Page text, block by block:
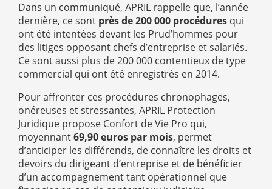
Dans un communiqué, APRIL rappelle que, l’année
dernière, ce sont près de 200 000 procédures qui
ont été intentées devant les Prud’hommes pour
des litiges opposant chefs d’entreprise et salariés.
Ce sont aussi plus de 200 000 contentieux de type
commercial qui ont été enregistrés en 2014.
Pour affronter ces procédures chronophages,
onéreuses et stressantes, APRIL Protection
Juridique propose Confort de Vie Pro qui,
moyennant69,90 euros par mois, permet
d’anticiper les différends, de connaître les droits et
devoirs du dirigeant d’entreprise et de bénéficier
d’un accompagnement tant opérationnel que